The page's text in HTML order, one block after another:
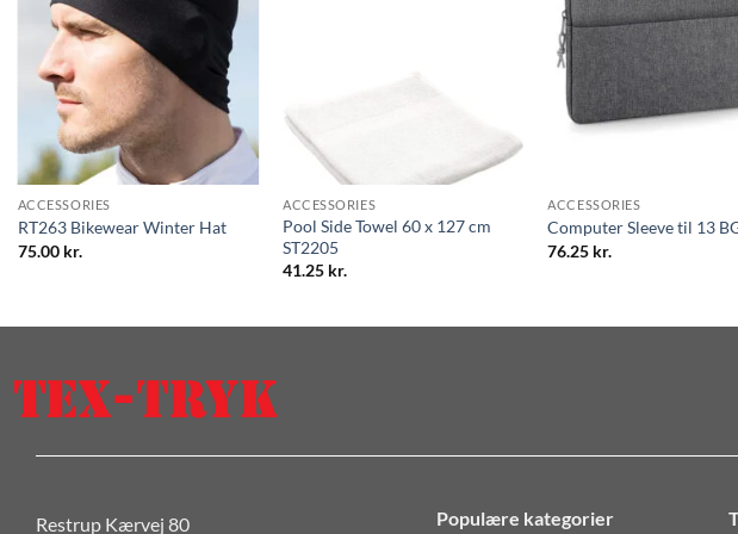
ACCESSORIES
RT263 Bikewear Winter Hat
75.00 kr.
ACCESSORIES
Pool Side Towel 60 x 127 cm
ST2205
41.25 kr.
ACCESSORIES
Computer Sleeve til 13
76.25 kr.
Restrup Kærvej 80 Populære kategorier